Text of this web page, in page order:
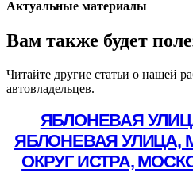
Актуальные материалы
Вам также будет
Читайте другие статьи о нашей
автовладельцев.
ЯБЛОНЕВАЯ
ЯБЛОНЕВАЯ
ОКРУГ ИСТРА,